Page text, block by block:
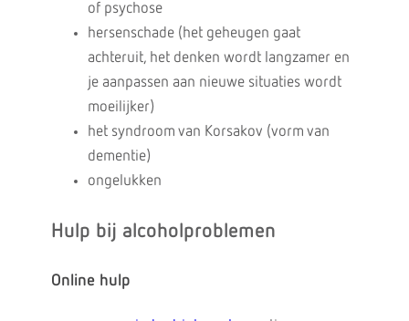
of psychose
hersenschade (het geheugen gaat
achteruit, het denken wordt langzamer en
je aanpassen aan nieuwe situaties wordt
moeilijker)
het syndroom van Korsakov (vorm van
dementie)
ongelukken
Hulp bij alcoholproblemen
Online hulp